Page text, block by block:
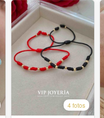
4 fotos